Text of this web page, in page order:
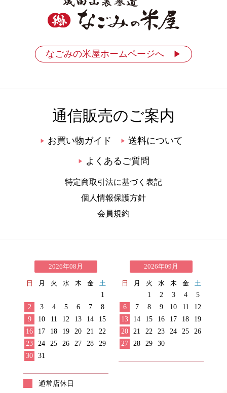
なごみの米屋ホームページへ ▶
通信販売のご案内
▶ お買い物ガイド ▶ 送料について
▶ よくあるご質問
特定商取引法に基づく表記
個人情報保護方針
会員規約
2026年08月
日 月 火 水 木 金
土
1
2
3 4 5 6 7
8
9
10 11 12 13 14
15
16
17 18 19 20 21
22
23
24 25 26 27 28
29
30
31
2026年09月
日 月 火 水 木 金
土
1
2 3 4
5
6
7 8 9 10 11
12
13
14 15 16 17 18
19
20
21 22 23 24 25
26
27
28 29 30
通常店休日